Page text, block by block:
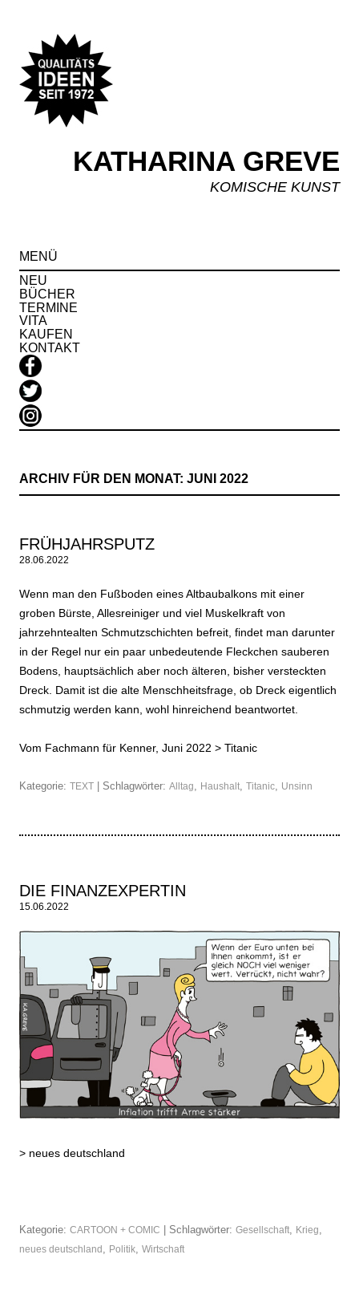
KATHARINA GREVE
KOMISCHE KUNST
MENÜ
NEU
BÜCHER
TERMINE
VITA
KAUFEN
KONTAKT
ARCHIV FÜR DEN MONAT: JUNI 2022
FRÜHJAHRSPUTZ
28.06.2022
Wenn man den Fußboden eines Altbaubalkons mit einer
groben Bürste, Allesreiniger und viel Muskelkraft von
jahrzehntealten Schmutzschichten befreit, findet man darunter
in der Regel nur ein paar unbedeutende Fleckchen sauberen
Bodens, hauptsächlich aber noch älteren, bisher versteckten
Dreck. Damit ist die alte Menschheitsfrage, ob Dreck eigentlich
schmutzig werden kann, wohl hinreichend beantwortet.
Vom Fachmann für Kenner, Juni 2022 > Titanic
Kategorie: TEXT | Schlagwörter: Alltag Haushalt Titanic Unsinn
DIE FINANZEXPERTIN
15.06.2022
> neues deutschland
Kategorie: CARTOON + COMIC | Schlagwörter: Gesellschaft, Krieg,
neues deutschland , Politik, Wirtschaft